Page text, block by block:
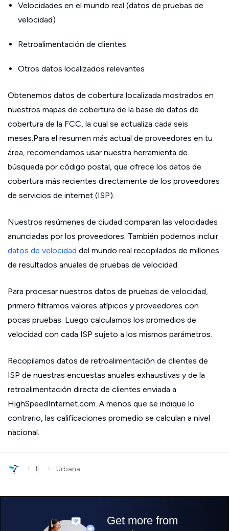
Velocidades en el mundo real (datos de pruebas de
velocidad)
Retroalimentación de clientes
Otros datos localizados relevantes
Obtenemos datos de cobertura localizada mostrados en
nuestros mapas de cobertura de la base de datos de
cobertura de la FCC, la cual se actualiza cada seis
meses.Para el resumen más actual de proveedores en tu
área, recomendamos usar nuestra herramienta de
búsqueda por código postal, que ofrece los datos de
cobertura más recientes directamente de los proveedores
de servicios de internet (ISP).
Nuestros resúmenes de ciudad comparan las velocidades
anunciadas por los proveedores. También podemos incluir
datos de velocidad del mundo real recopilados de millones
de resultados anuales de pruebas de velocidad.
Para procesar nuestros datos de pruebas de velocidad,
primero filtramos valores atípicos y proveedores con
pocas pruebas. Luego calculamos los promedios de
velocidad con cada ISP sujeto a los mismos parámetros.
Recopilamos datos de retroalimentación de clientes de
ISP de nuestras encuestas anuales exhaustivas y de la
retroalimentación directa de clientes enviada a
HighSpeedInternet.com. A menos que se indique lo
contrario, las calificaciones promedio se calculan a nivel
nacional.
› IL › Urbana